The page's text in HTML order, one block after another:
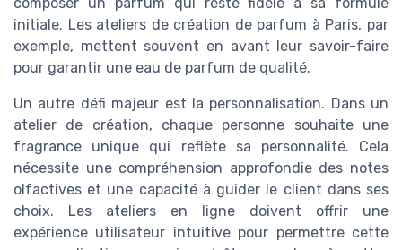
initiale. Les ateliers de création de parfum à Paris, par
exemple, mettent souvent en avant leur savoir-faire
pour garantir une eau de parfum de qualité.
Un autre défi majeur est la personnalisation. Dans un
atelier de création, chaque personne souhaite une
fragrance unique qui reflète sa personnalité. Cela
nécessite une compréhension approfondie des notes
olfactives et une capacité à guider le client dans ses
choix. Les ateliers en ligne doivent offrir une
expérience utilisateur intuitive pour permettre cette